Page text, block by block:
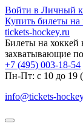
Войти в Личный
Купить билеты на
tickets-hockey.ru
Билеты на хоккей
захватывающие
+7 (495) 003-18-54
Пн-Пт: c 10 до 19
info@tickets-